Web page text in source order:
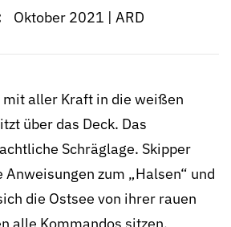
Oktober 2021 | ARD
mit aller Kraft in die weißen
über das Deck. Das
Schräglage. Skipper
zum „Halsen“ und
die Ost­see von ihrer rauen